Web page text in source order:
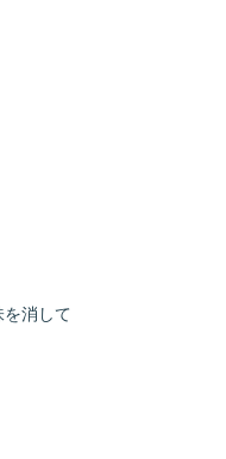
消して